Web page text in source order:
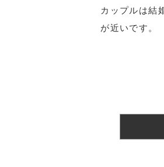
カップルは結
が近いです。